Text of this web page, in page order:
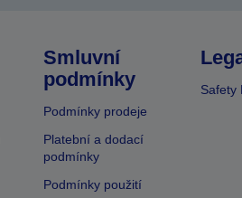
Smluvní
podmínky
Podmínky prodeje
Platební a dodací
podmínky
Podmínky použití
Safety